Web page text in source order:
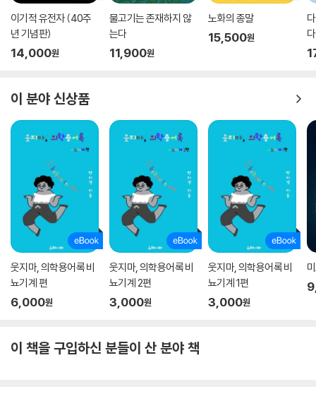
록 돕는다. 생명과 기술이 만나는 지점에서 더 나은 미래를 고민하는 사람
이라면 반드시 읽어 보길 권한다.
― 〈월스트리트 저널〉
“심각한 문제들이 빈번히 등장했던 유전자 연구의 역사를 심층 조사한
책… 도덕적으로 복잡한 이 분야에서 품위와 명예를 찾으려는 노력이 엿보
― 〈뉴욕타임스〉
“유전공학 혁명의 우여곡절을 따라가는 멋진 여정.”
― 〈사이언스〉
“읽다 보면 가끔 소름이 끼치는 매혹적인 책. 굉장히 잘 읽힌다.”
― 〈더 타임스〉
이기적 유전자 (40주
년 기념판)
14,000원
물고기는 존재하지 않
는다
11,900원
노화의 종말
15,500원
다
이 분야 신상품
웃지마, 의학용어록 비
뇨기계 편
6,000원
웃지마, 의학용어록 비
뇨기계 2편
3,000원
웃지마, 의학용어록 비
뇨기계 1편
3,000원
이 책을 구입하신 분들이 산 분야 책